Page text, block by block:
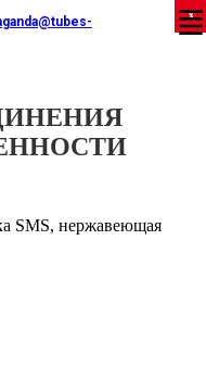
SMS, нержавеющая
X
X
X
X
X
X
X
X
X
X
X
X
X
X
X
X
X
X
X